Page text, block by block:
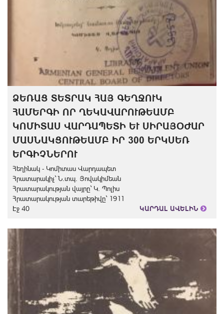
ՁԵՌԱՑ ՏԵՏՐԱԿ ՀԱՅ ԳԵՂՋՈՒԿ
ՀԱՄԵՐԳԻ ՈՐ ՂԵԿԱՎԱՐՈՒԹԵԱՄԲ
ԿՈՄԻՏԱՍ ՎԱՐԴԱՊԵՏԻ ԵՒ ՍԻՐԱՅՕԺԱՐ
ՄԱՍՆԱԿՑՈՒԹԵԱՄԲ ԻՐ 300 ԵՐԿՍԵՌ
ԵՐԳԻՉՆԵՐՈՒ
Հեղինակ - Կոմիտաս Վարդապետ
Հրատարակիչ` Ն.տպ. Յովակիմեան
Հրատարակության վայրը` Կ. Պոլիս
Հրատարակության տարեթիվը` 1911
Էջ 40
ԿԱՐԴԱԼ ԱՎԵԼԻՆ